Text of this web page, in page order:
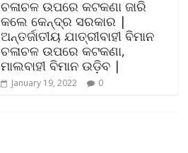
ଚଳାଚଳ ଉପରେ କଟକଣା ଜାରି
କଲେ କେନ୍ଦ୍ର ସରକାର |
ଅନ୍ତର୍ଜାତୀୟ ଯାତ୍ରୀବାହୀ ବିମାନ
ଚଳାଚଳ ଉପରେ କଟକଣା,
ମାଲବାହୀ ବିମାନ ଉଡ଼ିବ |
January 19, 2022 0